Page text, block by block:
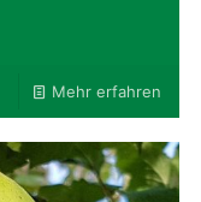
Mehr erfahren